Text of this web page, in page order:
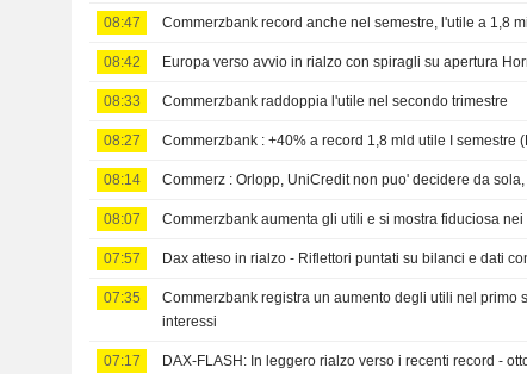
08:47 Commerzbank record anche nel semestre, l'utile a 1,8
08:42 Europa verso avvio in rialzo con spiragli su apertura
08:33 Commerzbank raddoppia l'utile nel secondo trimestre
08:27 Commerzbank : +40% a record 1,8 mld utile I semestre
08:14 Commerz : Orlopp, UniCredit non puo' decidere da
08:07 Commerzbank aumenta gli utili e si mostra fiduciosa
07:57 Dax atteso in rialzo - Riflettori puntati su bilanci e dati
07:35
Commerzbank registra un aumento degli utili nel primo
interessi
07:17
DAX-FLASH: In leggero rialzo verso i recenti record -